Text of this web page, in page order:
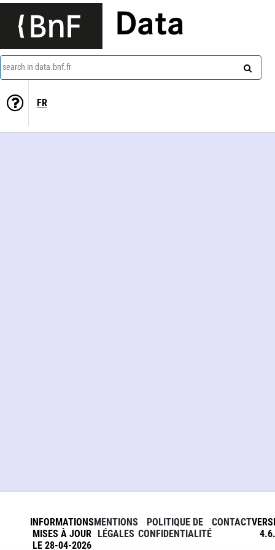
Data
search in data.bnf.fr
FR
INFORMATIONS
MISES À JOUR
LE 28-04-2026
MENTIONS
LÉGALES
POLITIQUE DE
CONFIDENTIALITÉ
CONTACT